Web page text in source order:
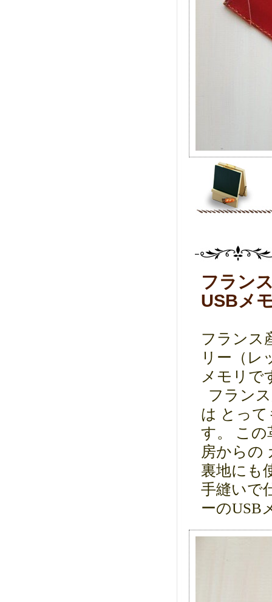
フラン
USBメ
フランス
リー（レ
メモリで
フラン
は とっ
す。 こ
房からの
裏地にも
手縫いで
ーのUSB